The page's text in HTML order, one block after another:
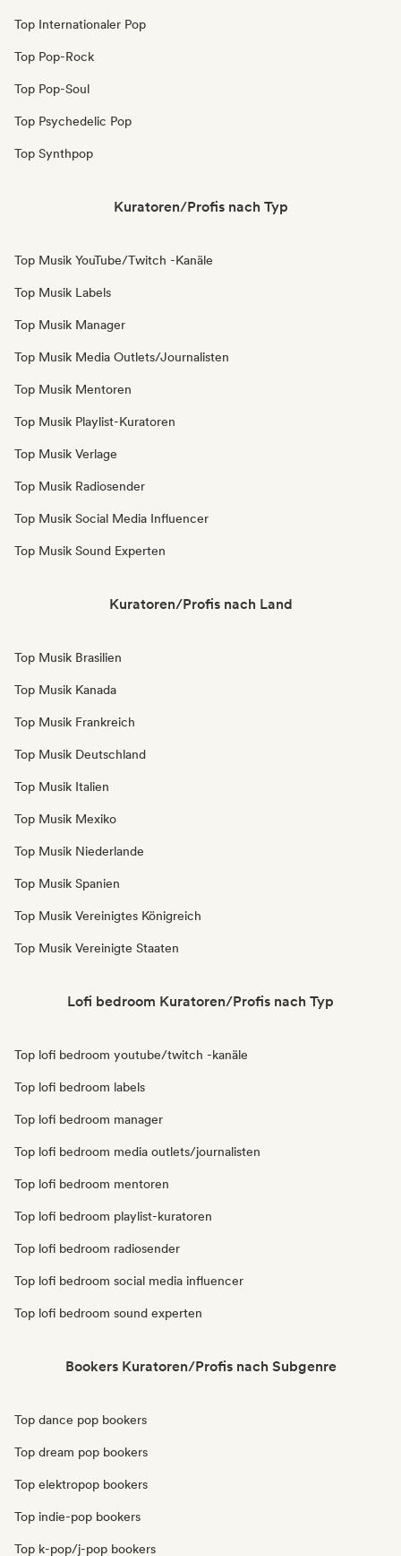
Top Internationaler Pop
Top Pop-Rock
Top Pop-Soul
Top Psychedelic Pop
Top Synthpop
Kuratoren/Profis nach Typ
Top Musik YouTube/Twitch -Kanäle
Top Musik Labels
Top Musik Manager
Top Musik Media Outlets/Journalisten
Top Musik Mentoren
Top Musik Playlist-Kuratoren
Top Musik Verlage
Top Musik Radiosender
Top Musik Social Media Influencer
Top Musik Sound Experten
Kuratoren/Profis nach Land
Top Musik Brasilien
Top Musik Kanada
Top Musik Frankreich
Top Musik Deutschland
Top Musik Italien
Top Musik Mexiko
Top Musik Niederlande
Top Musik Spanien
Top Musik Vereinigtes Königreich
Top Musik Vereinigte Staaten
Lofi bedroom Kuratoren/Profis nach Typ
Top lofi bedroom youtube/twitch -kanäle
Top lofi bedroom labels
Top lofi bedroom manager
Top lofi bedroom media outlets/journalisten
Top lofi bedroom mentoren
Top lofi bedroom playlist-kuratoren
Top lofi bedroom radiosender
Top lofi bedroom social media influencer
Top lofi bedroom sound experten
Bookers Kuratoren/Profis nach Subgenre
Top dance pop bookers
Top dream pop bookers
Top elektropop bookers
Top indie-pop bookers
Top k-pop/j-pop bookers